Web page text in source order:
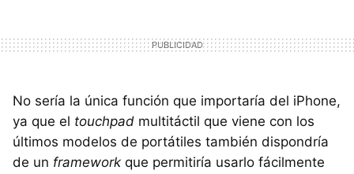
No sería la única función que importaría del iPhone,
ya que el touchpad multitáctil que viene con los
últimos modelos de portátiles también dispondría
de un framework que permitiría usarlo fácilmente